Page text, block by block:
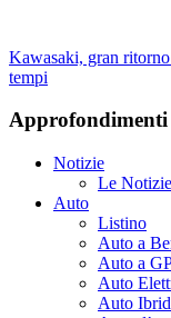
Kawasaki, gran
tempi
Approfondimenti
Notizie
Le
Auto
Listino
Auto a
Auto a
Auto
Auto